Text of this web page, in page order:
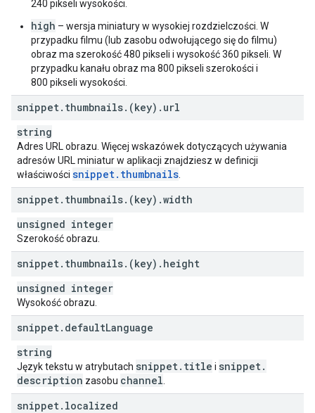
240 pikseli wysokości.
high – wersja miniatury w wysokiej rozdzielczości. W
przypadku filmu (lub zasobu odwołującego się do filmu)
obraz ma szerokość 480 pikseli i wysokość 360 pikseli. W
przypadku kanału obraz ma 800 pikseli szerokości i
800 pikseli wysokości.
snippet. thumbnails. (key) . url
string
Adres URL obrazu. Więcej wskazówek dotyczących używania
adresów URL miniatur w aplikacji znajdziesz w definicji
właściwości snippet. thumbnails
snippet. thumbnails. (key) .width
unsigned integer
Szerokość obrazu.
snippet. thumbnails. (key) . height
unsigned integer
Wysokość obrazu.
snippet. defaultLanguage
string
Język tekstu w atrybutach snippet. title i snippet.
description zasobu channel
snippet. localized